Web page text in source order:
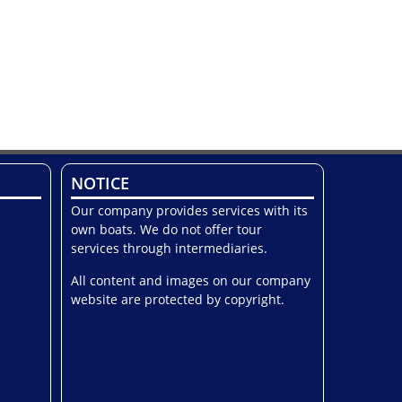
NOTICE
Our company provides services with its
own boats. We do not offer tour
services through intermediaries.
All content and images on our company
website are protected by copyright.